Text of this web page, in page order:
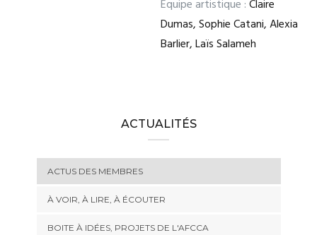
Equipe artistique :Claire
Dumas, Sophie Catani, Alexia
Barlier, Laïs Salameh
ACTUALITÉS
ACTUS DES MEMBRES
À VOIR, À LIRE, À ÉCOUTER
BOITE À IDÉES, PROJETS DE L'AFCCA